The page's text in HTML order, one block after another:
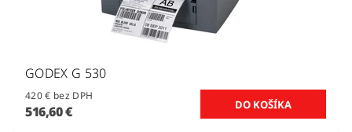
GODEX G 530
420 € bez DPH
516,60 €